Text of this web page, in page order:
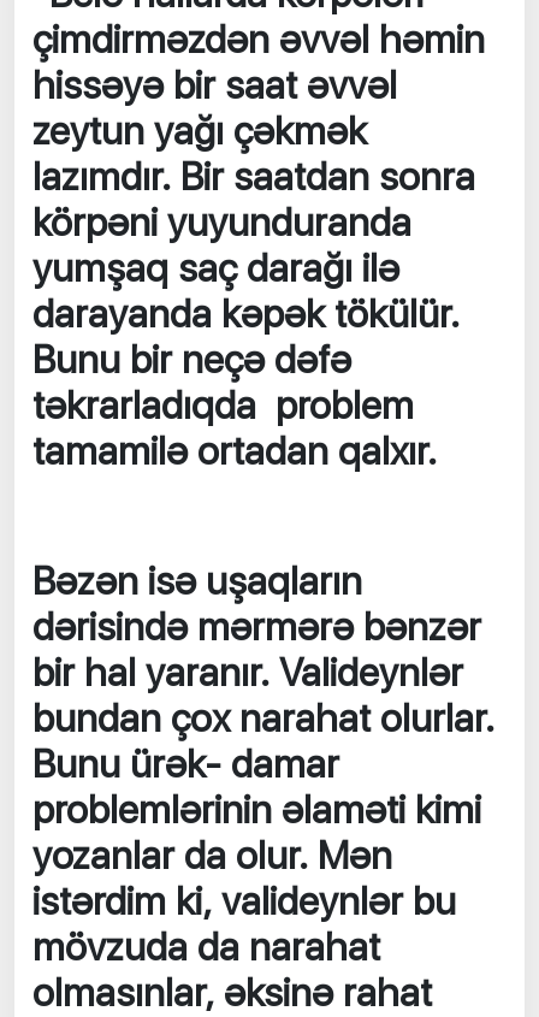
çimdirməzdən əvvəl həmin
hissəyə bir saat əvvəl
zeytun yağı çəkmək
lazımdır. Bir saatdan sonra
körpəni yuyunduranda
yumşaq saç darağı ilə
darayanda kəpək tökülür.
Bunu bir neçə dəfə
təkrarladıqda problem
tamamilə ortadan qalxır.
Bəzən isə uşaqların
dərisində mərmərə bənzər
bir hal yaranır. Valideynlər
bundan çox narahat olurlar.
Bunu ürək- damar
problemlərinin əlaməti kimi
yozanlar da olur. Mən
istərdim ki, valideynlər bu
mövzuda da narahat
olmasınlar, əksinə rahat